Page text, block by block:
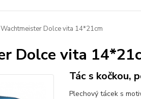
Dolce vita 14*21cm
Dolce vita
Tác s kočkou,
Plechový tácek s